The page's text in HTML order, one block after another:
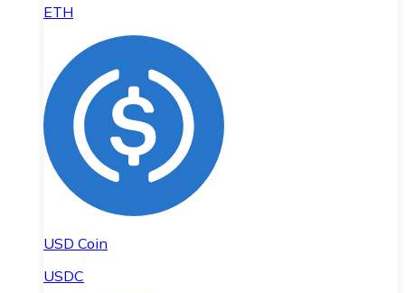
ETH
USD Coin
USDC